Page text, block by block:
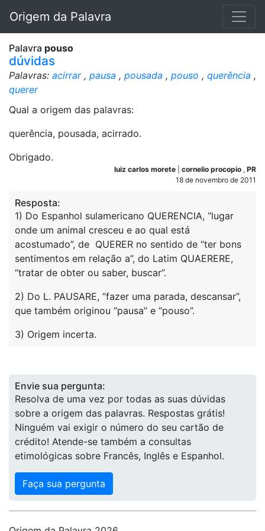
Origem da Palavra
Palavra pouso
dúvidas
Palavras: acirrar, pausa , pousada , pouso , querência ,
querer
Qual a origem das palavras:
querência, pousada, acirrado.
Obrigado.
luiz carlos morete cornelio procopio , PR
18 de novembro de 2011
Resposta:
1) Do Espanhol sulamericano QUERENCIA, “lugar
onde um animal cresceu e ao qual está
acostumado”, de QUERER no sentido de “ter bons
sentimentos em relação a”, do Latim QUAERERE,
“tratar de obter ou saber, buscar”.
2) Do L. PAUSARE, “fazer uma parada, descansar”,
que também originou “pausa” e “pouso”.
3) Origem incerta.
Envie sua pergunta:
Resolva de uma vez por todas as suas dúvidas
sobre a origem das palavras. Respostas grátis!
Ninguém vai exigir o número do seu cartão de
crédito! Atende-se também a consultas
etimológicas sobre Francês, Inglês e Espanhol.
Faça sua pergunta